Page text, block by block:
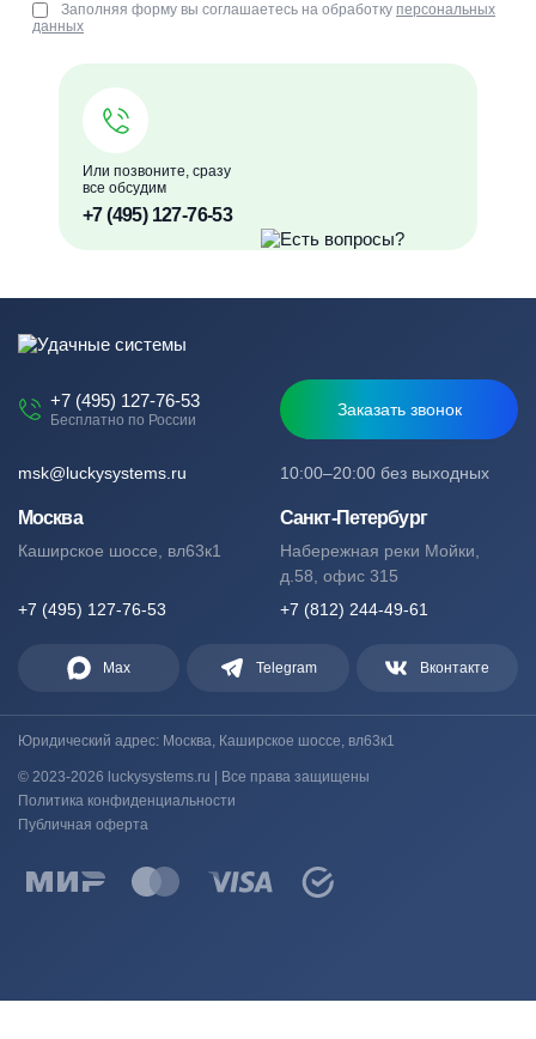
Или позвоните, сразу
все обсудим
+7 (495) 127-76-53
Заполняя форму вы соглашаетесь на обработку персональных
данных
+7 (495) 127-76-53
Бесплатно по России
Заказать звонок
10:00–20:00 без выходных
msk@luckysystems.ru
Москва
Каширское шоссе, вл63к1
+7 (495) 127-76-53
Санкт-Петербург
Набережная реки Мойки,
д.58, офис 315
+7 (812) 244-49-61
Max Telegram Вконтакте
Юридический адрес: Москва, Каширское шоссе, вл63к1
© 2023-2026 luckysystems.ru | Все права защищены
Политика конфиденциальности
Публичная оферта